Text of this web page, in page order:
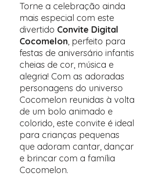
Torne a celebração ainda
mais especial com este
divertido Convite Digital
Cocomelon, perfeito para
festas de aniversário infantis
cheias de cor, música e
alegria! Com as adoradas
personagens do universo
Cocomelon reunidas à volta
de um bolo animado e
colorido, este convite é ideal
para crianças pequenas
que adoram cantar, dançar
e brincar com a família
Cocomelon.